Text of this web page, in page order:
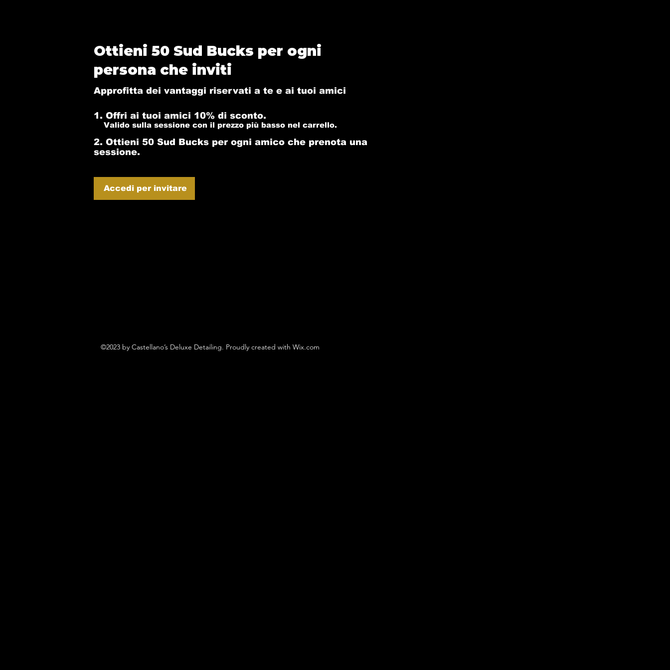
Ottieni 50 Sud Bucks per ogni
persona che inviti
Approfitta dei vantaggi riservati a te e ai tuoi amici
Offri ai tuoi amici 10% di sconto.
Valido sulla sessione con il prezzo più basso nel carrello.
Ottieni 50 Sud Bucks per ogni amico che prenota una
sessione.
Accedi per invitare
©2023 by Castellano’s Deluxe Detailing. Proudly created with Wix.com